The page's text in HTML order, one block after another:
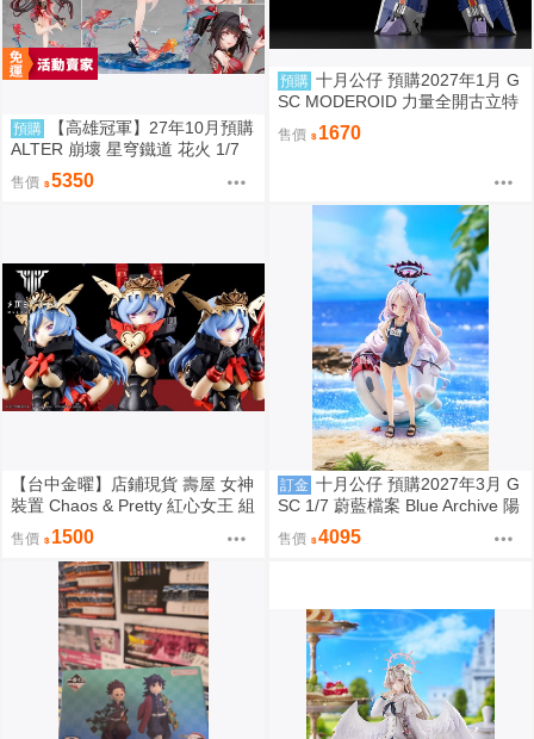
預購
【高雄冠軍】27年10月預購
ALTER 崩壞 星穹鐵道 花火 1/7
附特典 免訂金0904
售價 5350
預購 十月公仔 預購2027年1月 G
SC MODEROID 力量全開古立特
再販 組裝模型 0907
售價 1670
【台中金曜】店鋪現貨 壽屋 女神
裝置 Chaos & Pretty 紅心女王 組
裝模型
售價 1500
訂金 十月公仔 預購2027年3月 G
SC 1/7 蔚藍檔案 Blue Archive 陽
奈（泳裝）再販 0907
售價 4095